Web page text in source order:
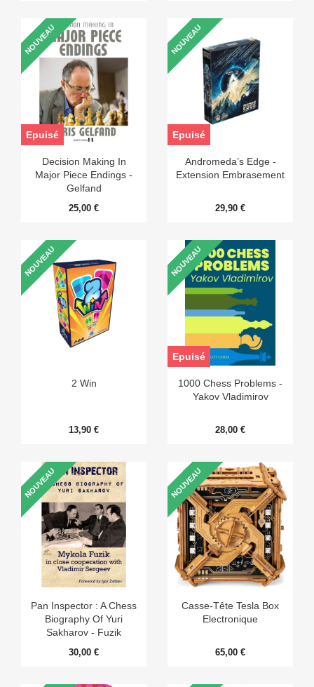
Decision Making In
Major Piece Endings -
Gelfand
25,00 €
NOUVEAU
Epuisé
Andromeda’s Edge -
Extension Embrasement
29,90 €
NOUVEAU
Epuisé
2 Win
13,90 €
NOUVEAU
1000 Chess Problems -
Yakov Vladimirov
28,00 €
NOUVEAU
Epuisé
Pan Inspector : A Chess
Biography Of Yuri
Sakharov - Fuzik
30,00 €
NOUVEAU
Casse-Tête Tesla Box
Electronique
65,00 €
NOUVEAU